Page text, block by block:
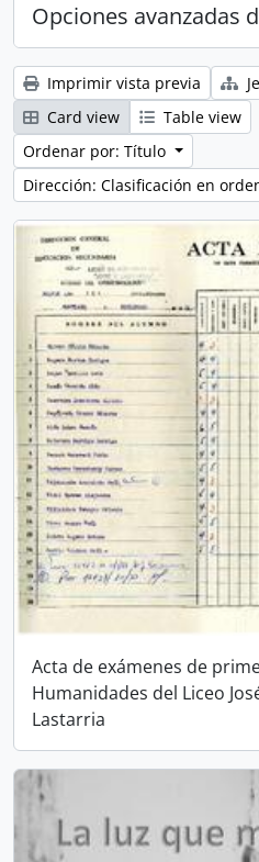
Opciones avanzadas
Imprimir vista previa
Card view
Table view
Ordenar por: Título
Dirección: Clasificación en
Acta de exámenes de
Humanidades del Liceo
Lastarria